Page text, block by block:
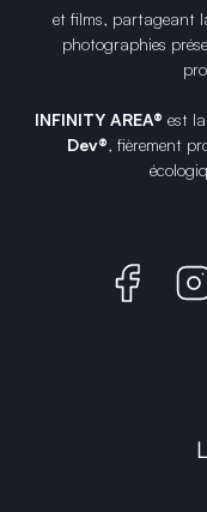
et films, partageant
photographies
INFINITY AREA® est
Dev®, fièrement